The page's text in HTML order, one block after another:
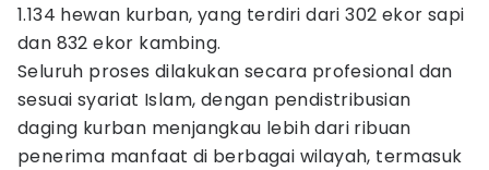
1.134 hewan kurban, yang terdiri dari 302 ekor sapi
dan 832 ekor kambing.
Seluruh proses dilakukan secara profesional dan
sesuai syariat Islam, dengan pendistribusian
daging kurban menjangkau lebih dari ribuan
penerima manfaat di berbagai wilayah, termasuk